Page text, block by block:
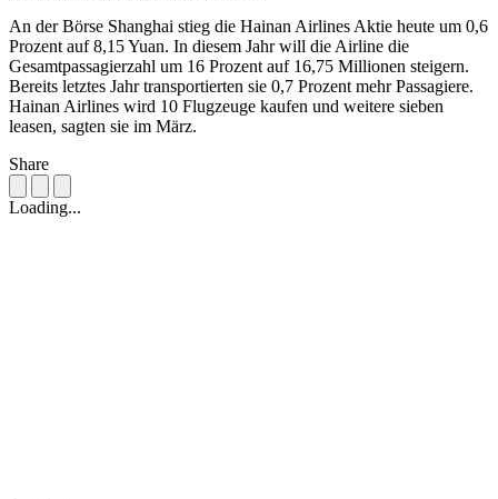
An der Börse Shanghai stieg die Hainan Airlines Aktie heute um 0,6
Prozent auf 8,15 Yuan. In diesem Jahr will die Airline die
Gesamtpassagierzahl um 16 Prozent auf 16,75 Millionen steigern.
Bereits letztes Jahr transportierten sie 0,7 Prozent mehr Passagiere.
Hainan Airlines wird 10 Flugzeuge kaufen und weitere sieben
leasen, sagten sie im März.
Share
Loading...